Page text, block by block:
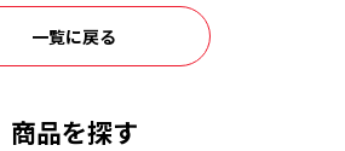
一覧に戻る
商品を探す